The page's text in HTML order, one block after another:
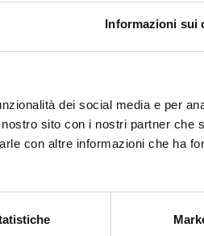
Informazioni sui
dei social media e per
sito con i nostri partner che
con altre informazioni che ha